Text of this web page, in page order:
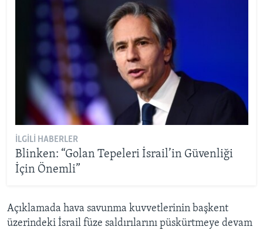
İLGILI HABERLER
Blinken: “Golan Tepeleri İsrail’in Güvenliği
İçin Önemli”
Açıklamada hava savunma kuvvetlerinin başkent
üzerindeki İsrail füze saldırılarını püskürtmeye devam